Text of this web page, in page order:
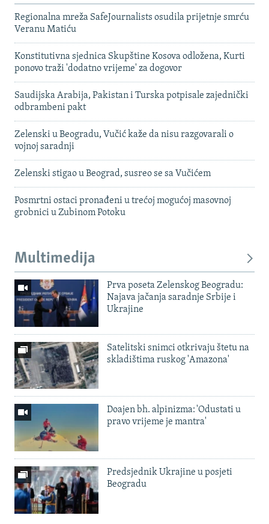
Regionalna mreža SafeJournalists osudila prijetnje smrću
Veranu Matiću
Konstitutivna sjednica Skupštine Kosova odložena, Kurti
ponovo traži 'dodatno vrijeme' za dogovor
Saudijska Arabija, Pakistan i Turska potpisale zajednički
odbrambeni pakt
Zelenski u Beogradu, Vučić kaže da nisu razgovarali o
vojnoj saradnji
Zelenski stigao u Beograd, susreo se sa Vučićem
Posmrtni ostaci pronađeni u trećoj mogućoj masovnoj
grobnici u Zubinom Potoku
Multimedija
Prva poseta Zelenskog Beogradu:
Najava jačanja saradnje Srbije i
Ukrajine
Satelitski snimci otkrivaju štetu na
skladištima ruskog 'Amazona'
Doajen bh. alpinizma: 'Odustati u
pravo vrijeme je mantra'
Predsjednik Ukrajine u posjeti
Beogradu